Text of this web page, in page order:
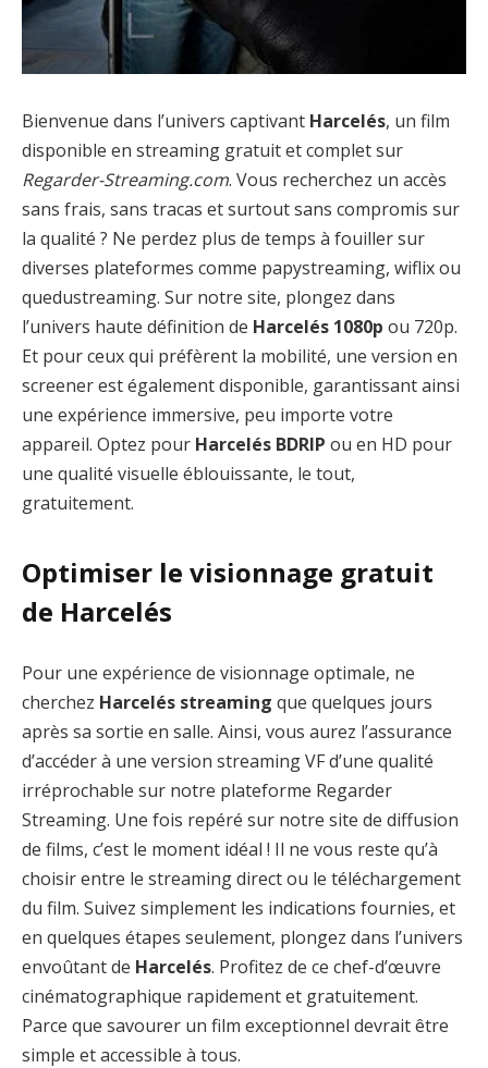
Bienvenue dans l’univers captivant Harcelés, un film
disponible en streaming gratuit et complet sur
Regarder-Streaming.com. Vous recherchez un accès
sans frais, sans tracas et surtout sans compromis sur
la qualité ? Ne perdez plus de temps à fouiller sur
diverses plateformes comme papystreaming, wiflix ou
quedustreaming. Sur notre site, plongez dans
l’univers haute définition de Harcelés 1080p ou 720p.
Et pour ceux qui préfèrent la mobilité, une version en
screener est également disponible, garantissant ainsi
une expérience immersive, peu importe votre
appareil. Optez pour Harcelés BDRIP ou en HD pour
une qualité visuelle éblouissante, le tout,
gratuitement.
Optimiser le visionnage gratuit
de Harcelés
Pour une expérience de visionnage optimale, ne
cherchez Harcelés streaming que quelques jours
après sa sortie en salle. Ainsi, vous aurez l’assurance
d’accéder à une version streaming VF d’une qualité
irréprochable sur notre plateforme Regarder
Streaming. Une fois repéré sur notre site de diffusion
de films, c’est le moment idéal ! Il ne vous reste qu’à
choisir entre le streaming direct ou le téléchargement
du film. Suivez simplement les indications fournies, et
en quelques étapes seulement, plongez dans l’univers
envoûtant de Harcelés. Profitez de ce chef-d’œuvre
cinématographique rapidement et gratuitement.
Parce que savourer un film exceptionnel devrait être
simple et accessible à tous.